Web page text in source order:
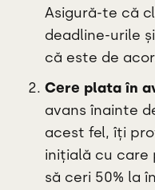
Asigură-te că
deadline-urile
că este de
Cere plata în
avans înainte
acest fel, îți
inițială cu care
să ceri 50% la